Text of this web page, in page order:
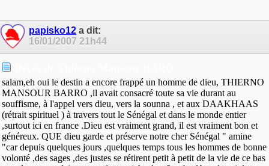
papisko12 a dit:
16/01/2007 21h44
salam,eh oui le destin a encore frappé un homme de dieu, THIERNO
MANSOUR BARRO ,il avait consacré toute sa vie durant au
souffisme, à l'appel vers dieu, vers la sounna , et aux DAAKHAAS
(rétrait spirituel ) à travers tout le Sénégal et dans le monde entier
,surtout ici en france .Dieu est vraiment grand, il est vraiment bon et
généreux. QUE dieu garde et préserve notre cher Sénégal " amine
"car depuis quelques jours ,quelques temps tous les hommes de bonne
volonté ,des sages ,des justes se rétirent petit à petit de la vie de ce bas